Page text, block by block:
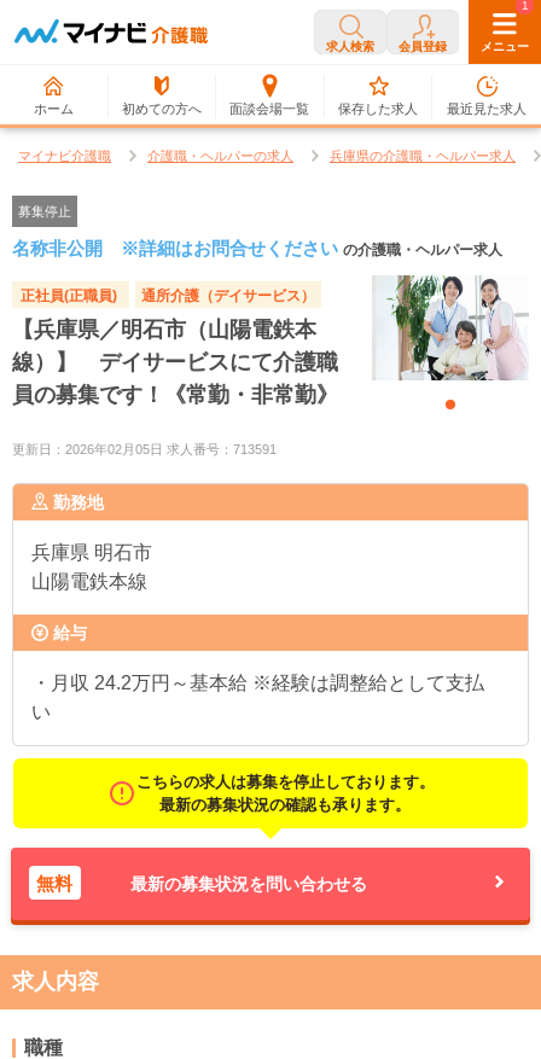
求人検索 会員登録 メニュー
ホーム 初めての方へ 面談会場一覧
0
保存した求人
1
最近見た求人
マイナビ介護職 介護職・ヘルパーの求人 兵庫県の介護職・ヘルパー求人
募集停止
名称非公開 ※詳細はお問合せください の介護職・ヘルパー求人
正社員(正職員) 通所介護（デイサービス）
【兵庫県／明石市（山陽電鉄本
線）】 デイサービスにて介護職
員の募集です！《常勤・非常勤》
更新日：2026年02月05日 求人番号：713591
勤務地
兵庫県 明石市
山陽電鉄本線
給与
・月収 24.2万円～基本給 ※経験は調整給として支払
い
こちらの求人は募集を停止しております。
最新の募集状況の確認も承ります。
無料 最新の募集状況を問い合わせる
求人内容
職種